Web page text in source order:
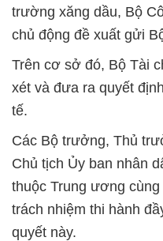
trường xăng dầu, Bộ
chủ động đề xuất gửi
Trên cơ sở đó, Bộ Tài
xét và đưa ra quyết
tế.
Các Bộ trưởng, Thủ
Chủ tịch Ủy ban nhân
thuộc Trung ương
trách nhiệm thi hành
quyết này.